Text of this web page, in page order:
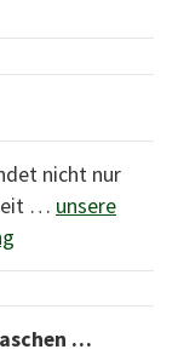
nicht nur
… unsere
…